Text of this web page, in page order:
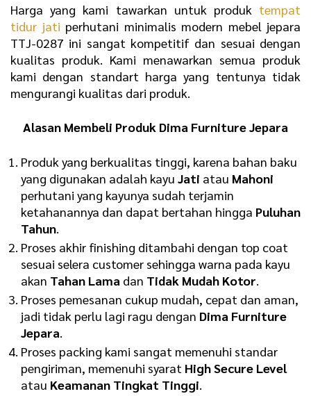
Harga yang kami tawarkan untuk produk tempat
tidur jati perhutani minimalis modern mebel jepara
TTJ-0287 ini sangat kompetitif dan sesuai dengan
kualitas produk. Kami menawarkan semua produk
kami dengan standart harga yang tentunya tidak
mengurangi kualitas dari produk.
Alasan Membeli Produk Dima Furniture Jepara
Produk yang berkualitas tinggi, karena bahan baku
yang digunakan adalah kayu Jati atau Mahoni
perhutani yang kayunya sudah terjamin
ketahanannya dan dapat bertahan hingga Puluhan
Tahun.
Proses akhir finishing ditambahi dengan top coat
sesuai selera customer sehingga warna pada kayu
akan Tahan Lama dan Tidak Mudah Kotor.
Proses pemesanan cukup mudah, cepat dan aman,
jadi tidak perlu lagi ragu dengan Dima Furniture
Jepara.
Proses packing kami sangat memenuhi standar
pengiriman, memenuhi syarat High Secure Level
atau Keamanan Tingkat Tinggi.